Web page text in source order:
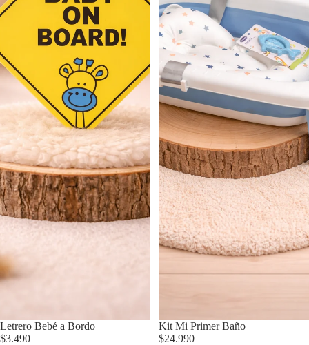
Letrero Bebé a Bordo
$3.490
Kit Mi Primer Baño
$24.990